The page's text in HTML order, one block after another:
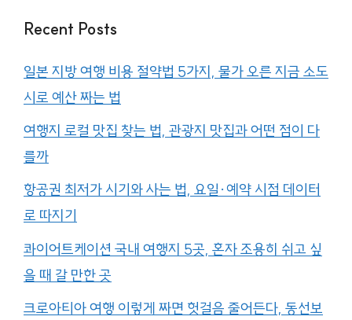
Recent Posts
일본 지방 여행 비용 절약법 5가지, 물가 오른 지금 소도
시로 예산 짜는 법
여행지 로컬 맛집 찾는 법, 관광지 맛집과 어떤 점이 다
를까
항공권 최저가 시기와 사는 법, 요일·예약 시점 데이터
로 따지기
콰이어트케이션 국내 여행지 5곳, 혼자 조용히 쉬고 싶
을 때 갈 만한 곳
크로아티아 여행 이렇게 짜면 헛걸음 줄어든다, 동선보